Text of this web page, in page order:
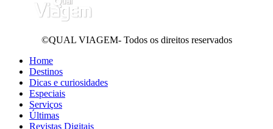
©QUAL VIAGEM- Todos os direitos reservados
Home
Destinos
Dicas e curiosidades
Especiais
Serviços
Últimas
Revistas Digitais